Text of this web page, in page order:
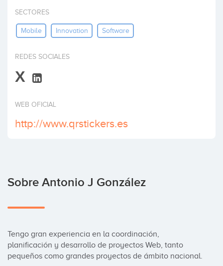
Invertir
SECTORES
Mobile Innovation Software
REDES SOCIALES
X
WEB OFICIAL
http://www.qrstickers.es
Sobre Antonio J González
Tengo gran experiencia en la coordinación,
planificación y desarrollo de proyectos Web, tanto
pequeños como grandes proyectos de ámbito nacional.